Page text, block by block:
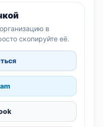
в
скопируйте её.